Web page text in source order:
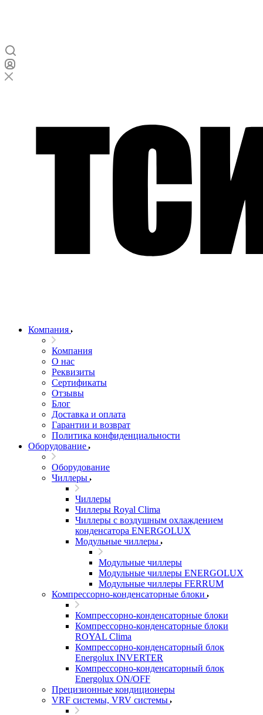
Компания
Компания
О нас
Реквизиты
Сертификаты
Отзывы
Блог
Доставка и оплата
Гарантии и возврат
Политика конфиденциальности
Оборудование
Оборудование
Чиллеры
Чиллеры
Чиллеры Royal Clima
Чиллеры с воздушным охлаждением
конденсатора ENERGOLUX
Модульные чиллеры
Модульные чиллеры
Модульные чиллеры ENERGOLUX
Модульные чиллеры FERRUM
Компрессорно-конденсаторные блоки
Компрессорно-конденсаторные блоки
Компрессорно-конденсаторные блоки
ROYAL Clima
Компрессорно-конденсаторный блок
Energolux INVERTER
Компрессорно-конденсаторный блок
Energolux ON/OFF
Прецизионные кондиционеры
VRF системы, VRV системы